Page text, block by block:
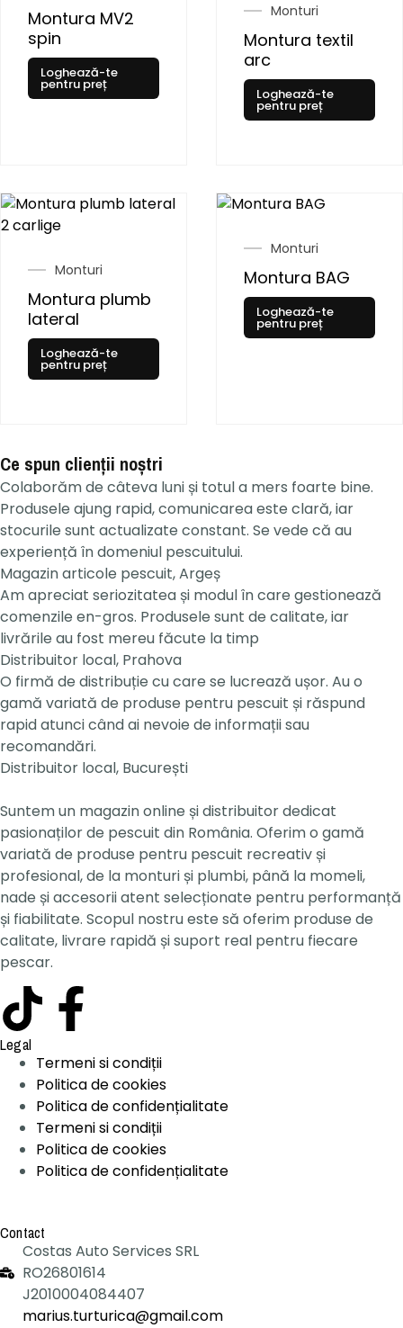
Montura MV2
spin
Loghează-te
pentru preț
Monturi
Montura textil
arc
Loghează-te
pentru preț
Monturi
Montura plumb
lateral
Loghează-te
pentru preț
Monturi
Montura BAG
Loghează-te
pentru preț
Ce spun clienții noștri
Colaborăm de câteva luni și totul a mers foarte bine.
Produsele ajung rapid, comunicarea este clară, iar
stocurile sunt actualizate constant. Se vede că au
experiență în domeniul pescuitului.
Magazin articole pescuit, Argeș
Am apreciat seriozitatea și modul în care gestionează
comenzile en-gros. Produsele sunt de calitate, iar
livrările au fost mereu făcute la timp
Distribuitor local, Prahova
O firmă de distribuție cu care se lucrează ușor. Au o
gamă variată de produse pentru pescuit și răspund
rapid atunci când ai nevoie de informații sau
recomandări.
Distribuitor local, București
Suntem un magazin online și distribuitor dedicat
pasionaților de pescuit din România. Oferim o gamă
variată de produse pentru pescuit recreativ și
profesional, de la monturi și plumbi, până la momeli,
nade și accesorii atent selecționate pentru performanță
și fiabilitate. Scopul nostru este să oferim produse de
calitate, livrare rapidă și suport real pentru fiecare
pescar.
Legal
Termeni si condiții
Politica de cookies
Politica de confidențialitate
Termeni si condiții
Politica de cookies
Politica de confidențialitate
Contact
Costas Auto Services SRL
RO26801614
J2010004084407
marius.turturica@gmail.com